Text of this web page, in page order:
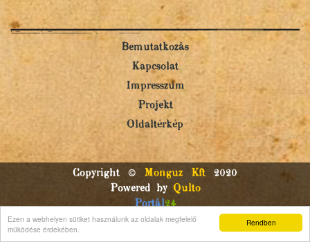
Rendben
Ezen a webhelyen sütiket használunk az oldalak megfelelő
működése érdekében.
Bemutatkozás
Kapcsolat
Impresszum
Projekt
Oldaltérkép
Copyright © Monguz Kft 2020
Powered by Qulto
Portál24